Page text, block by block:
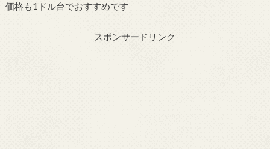
価格も1ドル台でおすすめです
スポンサードリンク